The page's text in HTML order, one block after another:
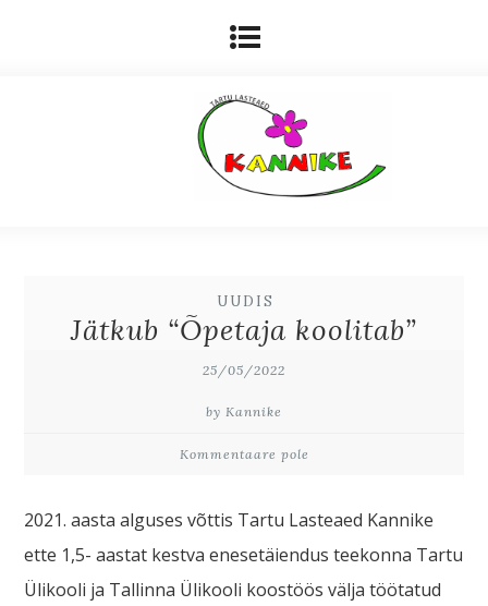
UUDIS
Jätkub “Õpetaja koolitab”
25/05/2022
by Kannike
Kommentaare pole
2021. aasta alguses võttis Tartu Lasteaed Kannike
ette 1,5- aastat kestva enesetäiendus teekonna Tartu
Ülikooli ja Tallinna Ülikooli koostöös välja töötatud